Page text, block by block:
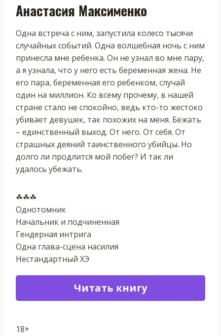
Анастасия Максименко
Одна встреча с ним, запустила колесо тысячи
случайных событий. Одна волшебная ночь с ним
принесла мне ребенка. Он не узнал во мне пару,
а я узнала, что у него есть беременная жена. Не
его пара, беременная его ребенком, случай
один на миллион. Ко всему прочему, в нашей
стране стало не спокойно, ведь кто-то жестоко
убивает девушек, так похожих на меня. Бежать
– единственный выход. От него. От себя. От
страшных деяний таинственного убийцы. Но
долго ли продлится мой побег? И так ли
удалось убежать.
☘☘☘
Однотомник
Начальник и подчиненная
Гендерная интрига
Одна глава-сцена насилия
Нестандартный ХЭ
Читать книгу
18+